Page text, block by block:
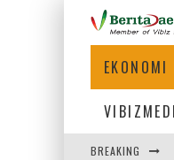
BREAKING